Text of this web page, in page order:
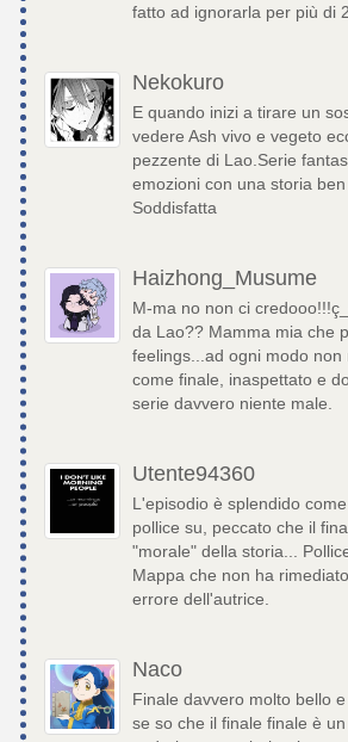
fatto ad ignorarla per più di
Nekokuro
E quando inizi a tirare un
vedere Ash vivo e vegeto
pezzente di Lao.Serie
emozioni con una storia
Soddisfatta
Haizhong_Musume
M-ma no non ci
da Lao?? Mamma mia che
feelings...ad ogni modo non
come finale, inaspettato e
serie davvero niente male.
Utente94360
L'episodio è splendido
pollice su, peccato che il
"morale" della storia...
Mappa che non ha
errore dell'autrice.
Naco
Finale davvero molto bello
se so che il finale finale è